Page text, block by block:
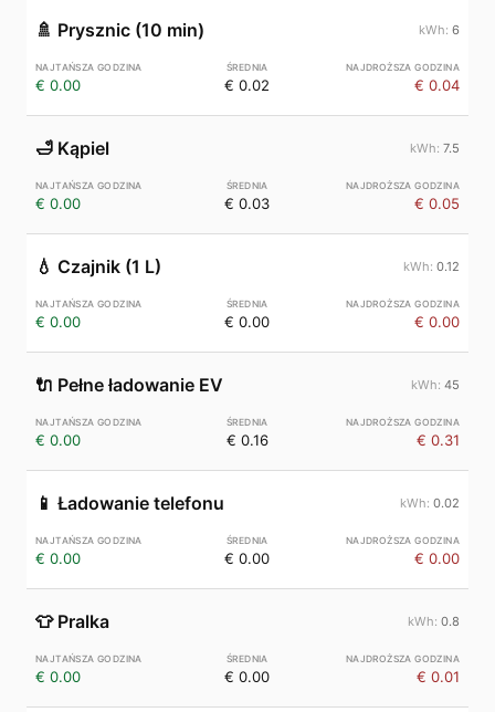
🚿 Prysznic (10 min) 6
€ 0.00 € 0.02 € 0.04
🛁 Kąpiel 7.5
€ 0.00 € 0.03 € 0.05
💧 Czajnik (1 L) 0.12
€ 0.00 € 0.00 € 0.00
🔌 Pełne ładowanie EV 45
€ 0.00 € 0.16 € 0.31
📱 Ładowanie telefonu 0.02
€ 0.00 € 0.00 € 0.00
👕 Pralka 0.8
€ 0.00 € 0.00 € 0.01